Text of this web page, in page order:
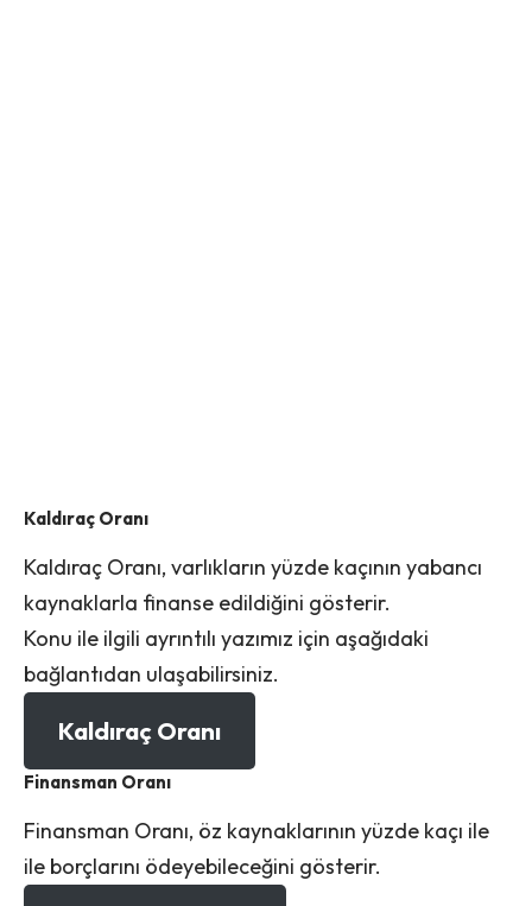
Kaldıraç Oranı
Kaldıraç Oranı, varlıkların yüzde kaçının yabancı
kaynaklarla finanse edildiğini gösterir.
Konu ile ilgili ayrıntılı yazımız için aşağıdaki
bağlantıdan ulaşabilirsiniz.
Kaldıraç Oranı
Finansman Oranı
Finansman Oranı, öz kaynaklarının yüzde kaçı ile
ile borçlarını ödeyebileceğini gösterir.